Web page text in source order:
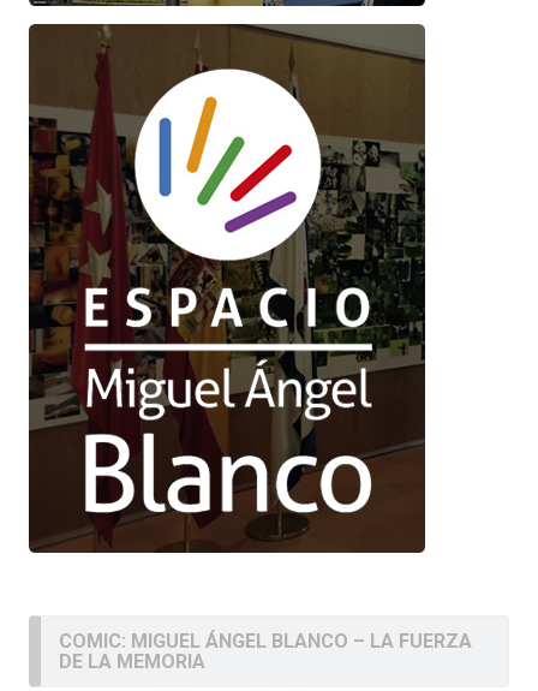
COMIC: MIGUEL ÁNGEL BLANCO – LA FUERZA
DE LA MEMORIA